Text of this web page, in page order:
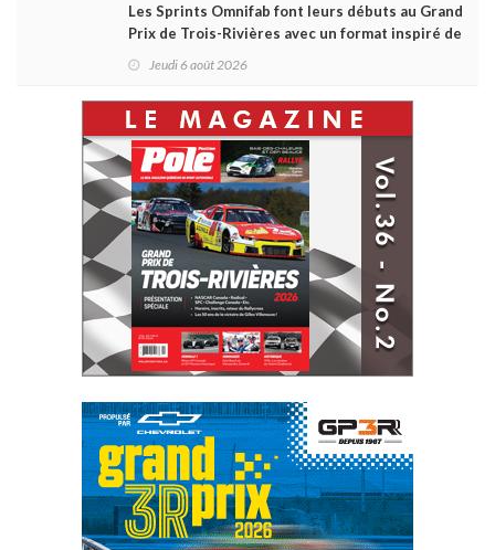
Les Sprints Omnifab font leurs débuts au Grand
Prix de Trois-Rivières avec un format inspiré de
Jeudi 6 août 2026